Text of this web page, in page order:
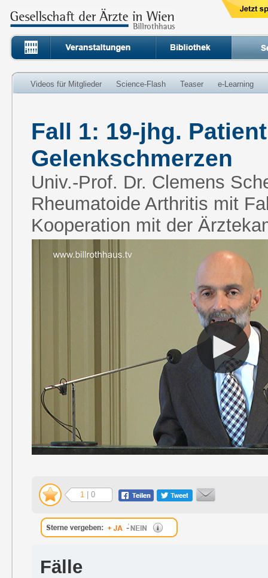
Videos für Mitglieder Science-Flash Teaser e-Learning
Fall 1: 19-jhg.
Gelenkschmerzen
Univ.-Prof. Dr. Clemens
Rheumatoide Arthritis mit
Kooperation mit der
1 | 0
Fälle